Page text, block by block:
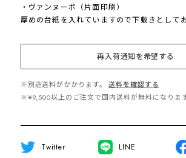
・ヴァンヌーボ（片面印刷）
厚めの台紙を入れていますので下敷きとして
再入荷通知を希望する
※別途送料がかかります。
送料を確認する
※¥9,500以上のご注文で国内送料が無料になります
Twitter LINE